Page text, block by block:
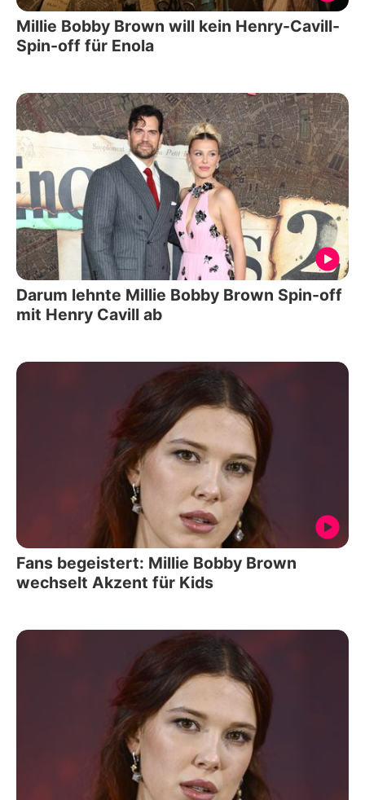
Millie Bobby Brown will kein Henry-Cavill-
Spin-off für Enola
Darum lehnte Millie Bobby Brown Spin-off
mit Henry Cavill ab
Fans begeistert: Millie Bobby Brown
wechselt Akzent für Kids